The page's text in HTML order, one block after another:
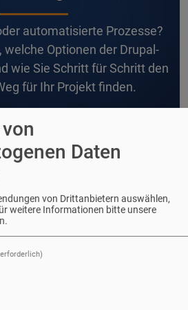
automatisierte Prozesse?
welche Optionen der Drupal-
wie Sie Schritt für Schritt den
für Ihr Projekt finden.
Daten
von Drittanbietern auswählen,
weitere Informationen bitte unsere